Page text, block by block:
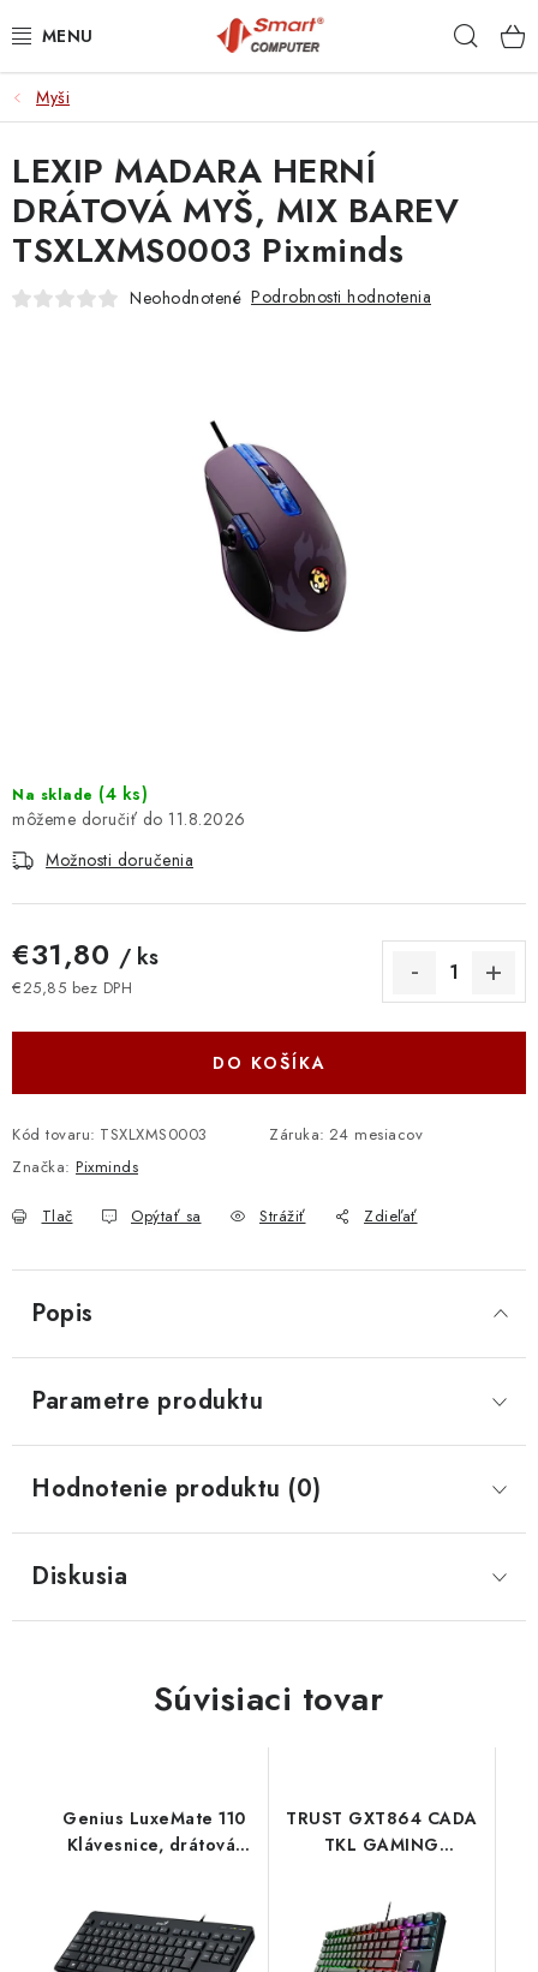
na
NOTEBOOKY
MOBILNÉ ZARIADENIA
PC A KOMPONENTY
PERIFÉRIE
: TOP PRODUKTY
: NOVÉ PRODUKTY
Obchodné podmienky
Napíšte nám
Myši
Na sklade (4 ks)
11.8.2026
Možnosti doručenia
€31,80 / ks
€25,85 bez DPH
DO KOŠÍKA
Kód tovaru: TSXLXMS0003 Záruka: 24 mesiacov
Značka: Pixminds
Tlač Opýtať sa Strážiť Zdieľať
LEXIP MADARA HERNÍ
DRÁTOVÁ MYŠ, MIX BAREV
TSXLXMS0003 Pixminds
Neohodnotené Podrobnosti hodnotenia
Popis
Parametre produktu
Hodnotenie produktu (0)
Diskusia
Súvisiaci tovar
Genius LuxeMate 110
Klávesnice, drátová,
TRUST GXT864 CADA
TKL GAMING
Trust